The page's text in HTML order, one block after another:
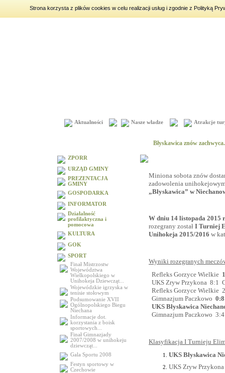
Strona korzysta z plików cookies w celu realizacji usług i zgodnie z Polityką
piątek7 sierpnia 2026|imieniny:Dorota, Konrad, Kajetan
Aktualności Nasze władze Atrakcje
ZPORR
URZĄD GMINY
PREZENTACJA
GMINY
GOSPODARKA
INFORMATOR
Działalność
profilaktyczna i
pomocowa
KULTURA
GOK
SPORT
Finał Mistrzostw
Województwa
Wielkopolskiego w
Unihokeja Dziewcząt...
Wojewódzkie igrzyska w
tenisie stołowym
Podsumowanie XVII
Ogólnopolskiego Biegu
Niechana
Informacje dot.
korzystania z boisk
sportowych...
Finał Gimnazjady
2007/2008 w unihokeju
dziewcząt...
Gala Sportu 2008
Festyn sportowy w
Czechowie
Błyskawica znów
Miniona sobota znów
zadowolenia
„Błyskawica” w
W dniu 14 listopada 2015
rozegrany został I Turniej
Unihokeja 2015/2016 w
Wyniki rozegranych
Refleks Gorzyce Wielkie
UKS Zryw Przykona 8:1
Refleks Gorzyce Wielkie
Gimnazjum Paczkowo
UKS Błyskawica
Gimnazjum Paczkowo
Klasyfikacja I Turnieju
UKS Błyskawica
UKS Zryw